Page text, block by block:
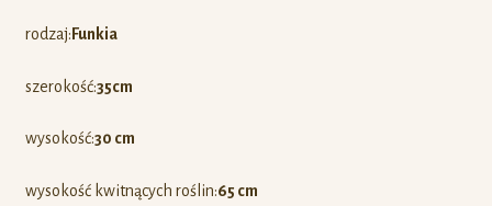
rodzaj: Funkia
szerokość:35cm
wysokość:30 cm
wysokość kwitnących roślin:65 cm